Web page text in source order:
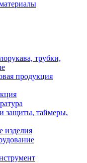
трубки,
продукция
защиты, таймеры,
изделия